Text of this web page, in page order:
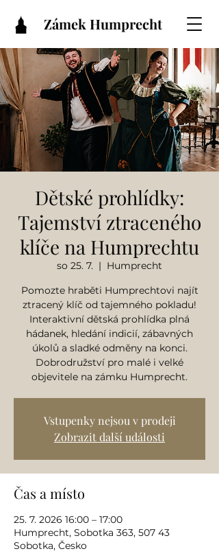
Zámek Humprecht
Dětské prohlídky:
Tajemství ztraceného
klíče na Humprechtu
so 25. 7.
  |
Humprecht
Pomozte hraběti Humprechtovi najít
ztracený klíč od tajemného pokladu!
Interaktivní dětská prohlídka plná
hádanek, hledání indicií, zábavných
úkolů a sladké odměny na konci.
Dobrodružství pro malé i velké
objevitele na zámku Humprecht.
Vstupenky nejsou v prodeji
Zobrazit další události
Čas a místo
25. 7. 2026 16:00 – 17:00
Humprecht, Sobotka 363, 507 43
Sobotka, Česko